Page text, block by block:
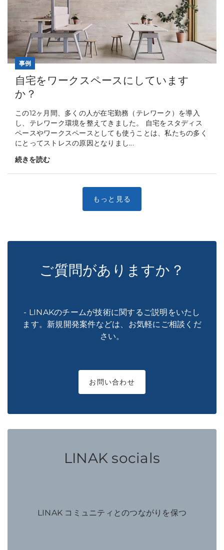
事例
自宅をワークスペースにしています
か？
この12ヶ月間、多くの人が在宅勤務（テレワーク）を導入
し、テレワーク環境を整えてきました。 自宅をスタディス
ペースやワークスペースとしても使うことは、私たちの多く
にとってストレスの原因となりまし...
続きを読む
ご質問がありますか？
- LINAKのチームが技術に関するご説明をいたし
ます。新規開発案件などは、お気軽にご相談くだ
さい。
お問い合わせ
LINAK socials
LINAK コミュニティとのつながりを保つ